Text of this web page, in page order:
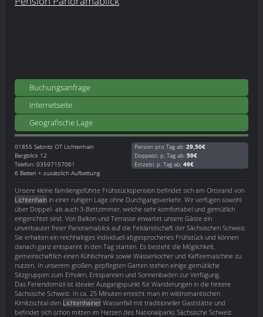
Buchungsanfrage
Internetseite
Geografische Lage
01855 Sebnitz OT Lichtenhain
Bergblick 12
Telefon: 03597157061
6 Betten + zusätzlich Aufbettung
Person pro Tag ab: 29,50€
Doppelzi. p. Tag ab: 59€
Einzelzi. p. Tag ab: 49€
Unsere kleine familiengeführte Frühstückspension befindet sich am Ortsrand von
Lichtenhain in einer ruhigen Lage ohne Durchgangsverkehr. Wir verfügen sowohl
über Doppel- als auch 3-Bettzimmer, welche sehr komfortabel und gemütlich
eingerichtet sind. Von Balkon und Terrasse erwartet unsere Gäste ein
unverbauter freier Panoramablick auf die Felslandschaft der Sächsischen Schweiz.
Sie erhalten ein reichhaltiges individuell abgesprochenes Frühstück und können
danach ganz entspannt in den Tag starten. Es besteht die Möglichkeit,
gemeinschaftlich einen Kühlschrank sowie Wasserkocher und Kaffeemaschine zu
nutzen. In unserem großen, gepflegten Garten stehen einige gemütliche
Sitzgruppen zum Erholen, Entspannen und Sonnenbaden zur Verfügung.
Das Feriendomizil ist idealer Ausgangspunkt für Wanderungen in die hintere
Sächsische Schweiz. In ca. 25 Minuten erreicht man im wildromantischen
Kirnitzschtal den Lichtenhainer Wasserfall mit traditioneller Gaststätte und
befindet sich schon mitten im Herzen des Nationalparks Sächsische Schweiz.